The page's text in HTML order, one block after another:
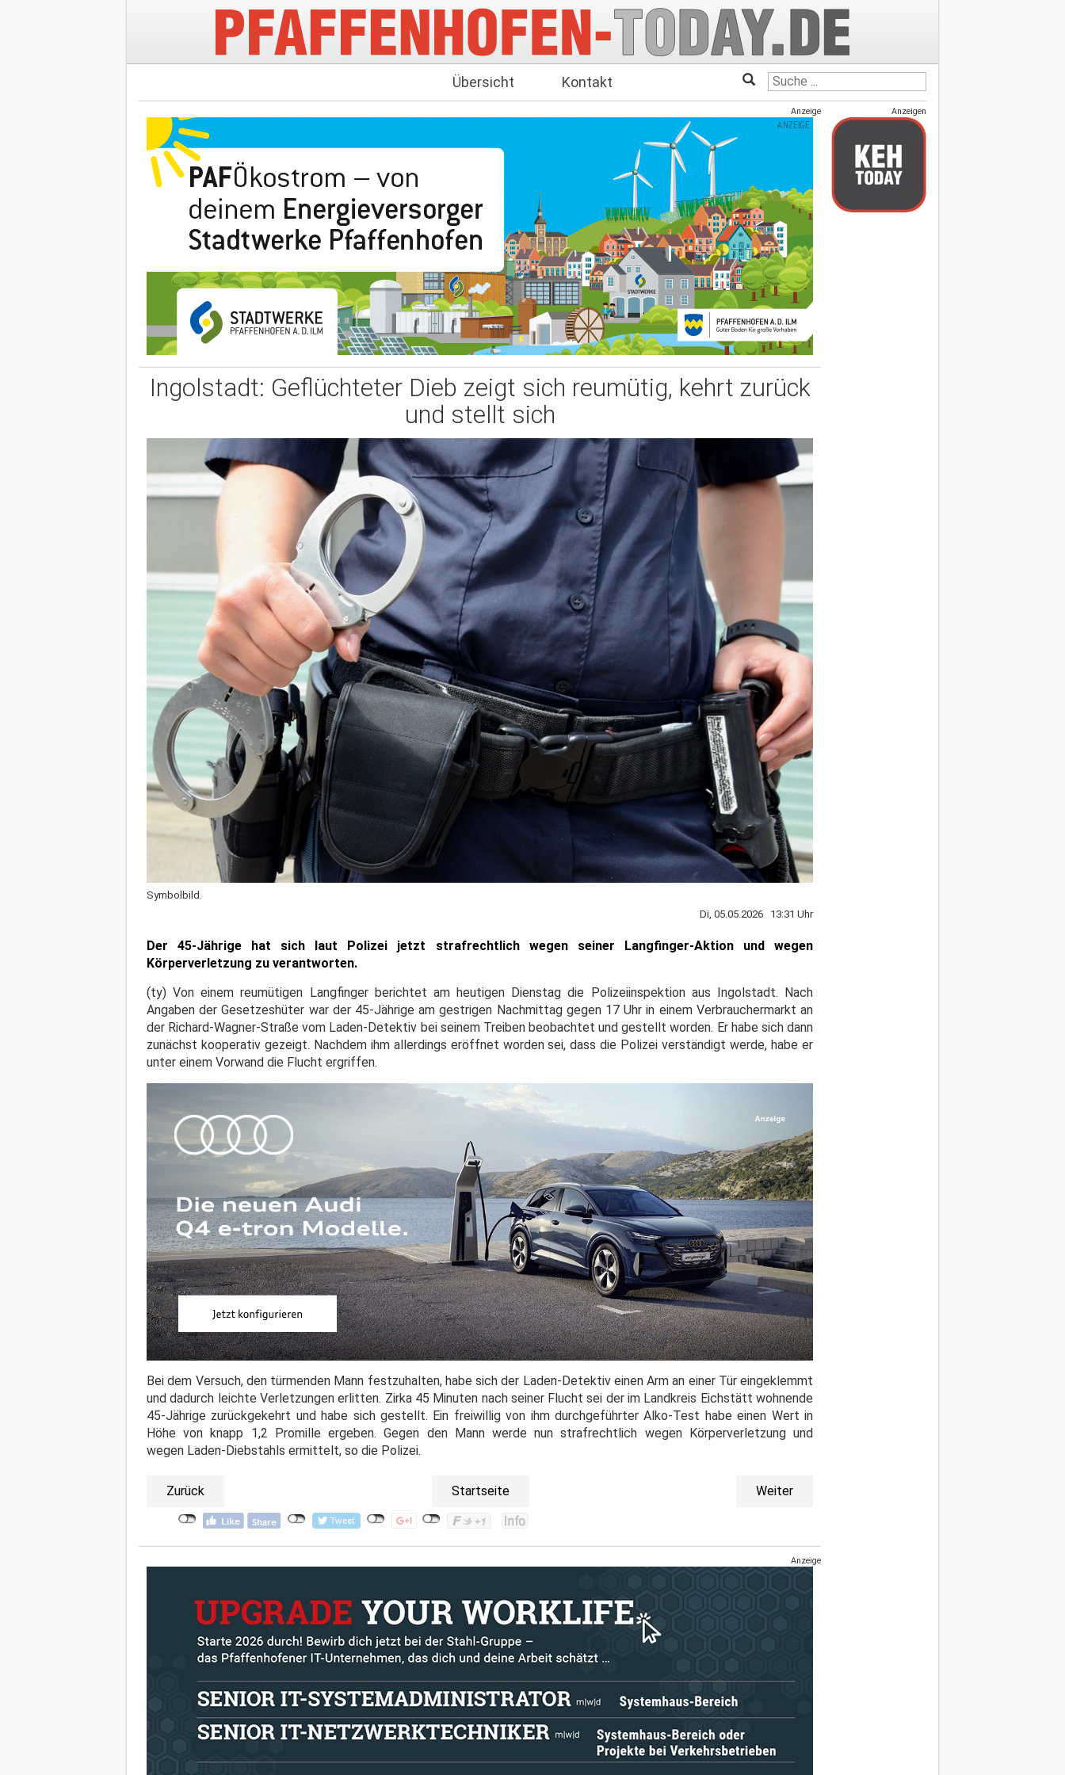
Übersicht Kontakt
Anzeige
Ingolstadt: Geflüchteter Dieb zeigt sich reumütig, kehrt zurück
und stellt sich
Symbolbild.
Di, 05.05.2026 13:31 Uhr
Der 45-Jährige hat sich laut Polizei jetzt strafrechtlich wegen seiner Langfinger-Aktion und wegen
Körperverletzung zu verantworten.
(ty) Von einem reumütigen Langfinger berichtet am heutigen Dienstag die Polizeiinspektion aus Ingolstadt. Nach
Angaben der Gesetzeshüter war der 45-Jährige am gestrigen Nachmittag gegen 17 Uhr in einem Verbrauchermarkt an
der Richard-Wagner-Straße vom Laden-Detektiv bei seinem Treiben beobachtet und gestellt worden. Er habe sich dann
zunächst kooperativ gezeigt. Nachdem ihm allerdings eröffnet worden sei, dass die Polizei verständigt werde, habe er
unter einem Vorwand die Flucht ergriffen.
Bei dem Versuch, den türmenden Mann festzuhalten, habe sich der Laden-Detektiv einen Arm an einer Tür eingeklemmt
und dadurch leichte Verletzungen erlitten. Zirka 45 Minuten nach seiner Flucht sei der im Landkreis Eichstätt wohnende
45-Jährige zurückgekehrt und habe sich gestellt. Ein freiwillig von ihm durchgeführter Alko-Test habe einen Wert in
Höhe von knapp 1,2 Promille ergeben. Gegen den Mann werde nun strafrechtlich wegen Körperverletzung und
wegen Laden-Diebstahls ermittelt, so die Polizei.
Zurück Startseite Weiter
Anzeige
Anzeigen